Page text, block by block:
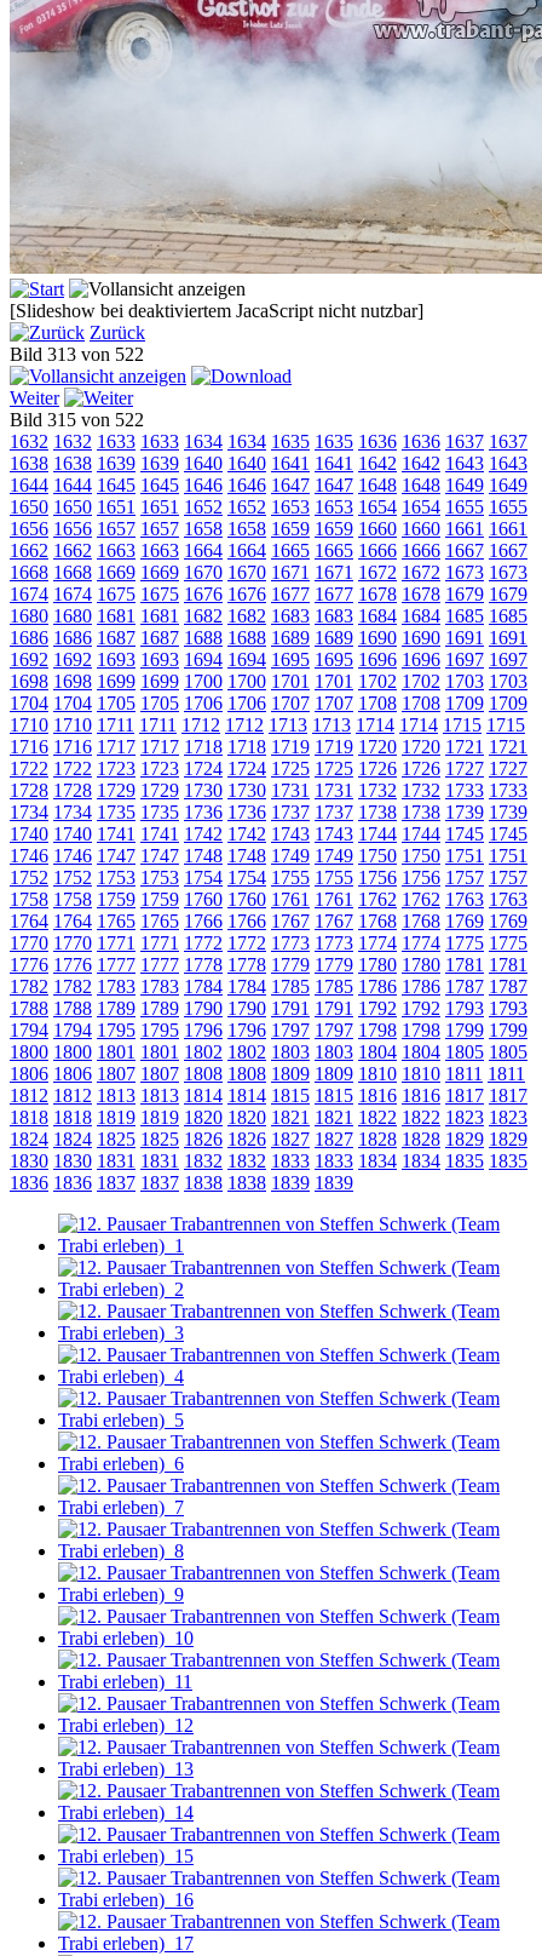
[Slideshow bei deaktiviertem JacaScript nicht nutzbar]
Zurück
Bild 313 von 522
Weiter
Bild 315 von 522
1632 1632 1633 1633 1634 1634 1635 1635 1636 1636 1637 1637
1638 1638 1639 1639 1640 1640 1641 1641 1642 1642 1643 1643
1644 1644 1645 1645 1646 1646 1647 1647 1648 1648 1649 1649
1650 1650 1651 1651 1652 1652 1653 1653 1654 1654 1655 1655
1656 1656 1657 1657 1658 1658 1659 1659 1660 1660 1661 1661
1662 1662 1663 1663 1664 1664 1665 1665 1666 1666 1667 1667
1668 1668 1669 1669 1670 1670 1671 1671 1672 1672 1673 1673
1674 1674 1675 1675 1676 1676 1677 1677 1678 1678 1679 1679
1680 1680 1681 1681 1682 1682 1683 1683 1684 1684 1685 1685
1686 1686 1687 1687 1688 1688 1689 1689 1690 1690 1691 1691
1692 1692 1693 1693 1694 1694 1695 1695 1696 1696 1697 1697
1698 1698 1699 1699 1700 1700 1701 1701 1702 1702 1703 1703
1704 1704 1705 1705 1706 1706 1707 1707 1708 1708 1709 1709
1710 1710 1711 1711 1712 1712 1713 1713 1714 1714 1715 1715
1716 1716 1717 1717 1718 1718 1719 1719 1720 1720 1721 1721
1722 1722 1723 1723 1724 1724 1725 1725 1726 1726 1727 1727
1728 1728 1729 1729 1730 1730 1731 1731 1732 1732 1733 1733
1734 1734 1735 1735 1736 1736 1737 1737 1738 1738 1739 1739
1740 1740 1741 1741 1742 1742 1743 1743 1744 1744 1745 1745
1746 1746 1747 1747 1748 1748 1749 1749 1750 1750 1751 1751
1752 1752 1753 1753 1754 1754 1755 1755 1756 1756 1757 1757
1758 1758 1759 1759 1760 1760 1761 1761 1762 1762 1763 1763
1764 1764 1765 1765 1766 1766 1767 1767 1768 1768 1769 1769
1770 1770 1771 1771 1772 1772 1773 1773 1774 1774 1775 1775
1776 1776 1777 1777 1778 1778 1779 1779 1780 1780 1781 1781
1782 1782 1783 1783 1784 1784 1785 1785 1786 1786 1787 1787
1788 1788 1789 1789 1790 1790 1791 1791 1792 1792 1793 1793
1794 1794 1795 1795 1796 1796 1797 1797 1798 1798 1799 1799
1800 1800 1801 1801 1802 1802 1803 1803 1804 1804 1805 1805
1806 1806 1807 1807 1808 1808 1809 1809 1810 1810 1811 1811
1812 1812 1813 1813 1814 1814 1815 1815 1816 1816 1817 1817
1818 1818 1819 1819 1820 1820 1821 1821 1822 1822 1823 1823
1824 1824 1825 1825 1826 1826 1827 1827 1828 1828 1829 1829
1830 1830 1831 1831 1832 1832 1833 1833 1834 1834 1835 1835
1836 1836 1837 1837 1838 1838 1839 1839